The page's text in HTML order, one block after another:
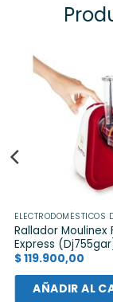
ELECTRODOMÉSTICOS
Rallador Moulinex
Express
$119.900,00
AÑADIR AL